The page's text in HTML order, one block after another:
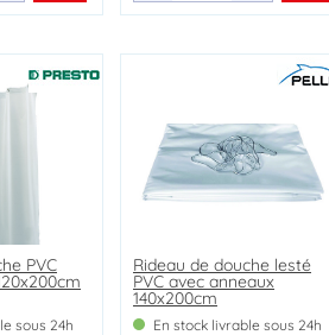
PVC
sous 24h
Rideau de douche lesté
PVC avec anneaux
140x200cm
En stock livrable sous 24h